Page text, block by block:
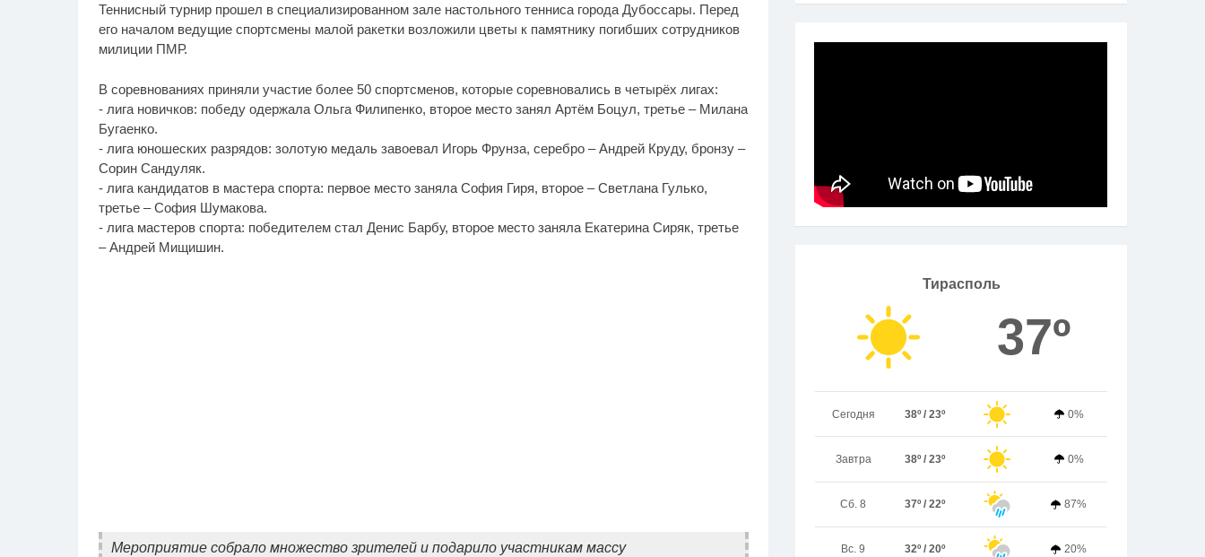
Теннисный турнир прошел в специализированном зале настольного тенниса города Дубоссары. Перед
его началом ведущие спортсмены малой ракетки возложили цветы к памятнику погибших сотрудников
милиции ПМР.
В соревнованиях приняли участие более 50 спортсменов, которые соревновались в четырёх лигах:
- лига новичков: победу одержала Ольга Филипенко, второе место занял Артём Боцул, третье – Милана
Бугаенко.
- лига юношеских разрядов: золотую медаль завоевал Игорь Фрунза, серебро – Андрей Круду, бронзу –
Сорин Сандуляк.
- лига кандидатов в мастера спорта: первое место заняла София Гиря, второе – Светлана Гулько,
третье – София Шумакова.
- лига мастеров спорта: победителем стал Денис Барбу, второе место заняла Екатерина Сиряк, третье
– Андрей Мищишин.
Мероприятие собрало множество зрителей и подарило участникам массу
Тирасполь
37º
Сегодня 38º / 23º 0%
Завтра 38º / 23º 0%
Сб. 8 37º / 22º 87%
Вс. 9 32º / 20º 20%